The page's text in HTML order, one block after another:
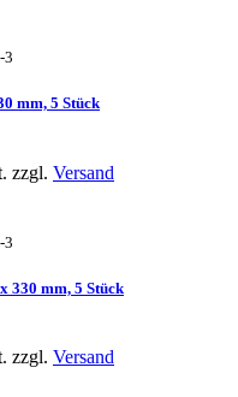
3
mm, 5 Stück
zzgl. Versand
3
330 mm, 5 Stück
zzgl. Versand